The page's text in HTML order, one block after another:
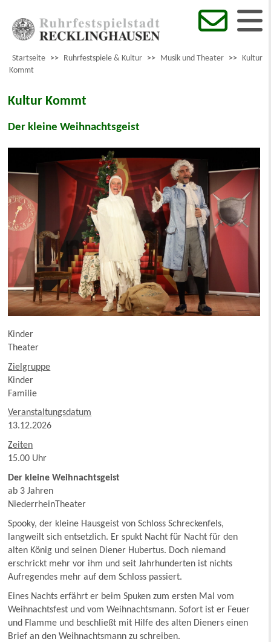
Startseite >> Ruhrfestspiele & Kultur >> Musik und Theater >> Kultur
Kommt
Kultur Kommt
Der kleine Weihnachtsgeist
Kinder
Theater
Zielgruppe
Kinder
Familie
Veranstaltungsdatum
13.12.2026
Zeiten
15.00 Uhr
Der kleine Weihnachtsgeist
ab 3 Jahren
NiederrheinTheater
Spooky, der kleine Hausgeist von Schloss Schreckenfels,
langweilt sich entsetzlich. Er spukt Nacht für Nacht für den
alten König und seinen Diener Hubertus. Doch niemand
erschrickt mehr vor ihm und seit Jahrhunderten ist nichts
Aufregendes mehr auf dem Schloss passiert.
Eines Nachts erfährt er beim Spuken zum ersten Mal vom
Weihnachtsfest und vom Weihnachtsmann. Sofort ist er Feuer
und Flamme und beschließt mit Hilfe des alten Dieners einen
Brief an den Weihnachtsmann zu schreiben.